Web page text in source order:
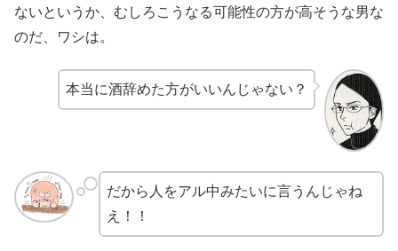
ないというか、むしろこうなる可能性の方が高そうな男な
のだ、ワシは。
本当に酒辞めた方がいいんじゃない？
だから人をアル中みたいに言うんじゃね
え！！